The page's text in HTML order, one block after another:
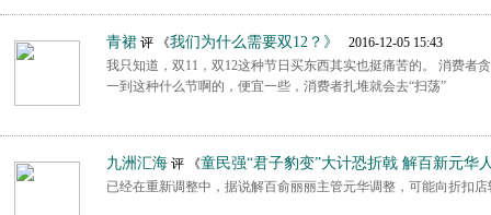
青裙 评 《我们为什么需要双12？》
2016-12-05 15:43
我只知道，双11，双12这种节日买东西其实也挺痛苦的。 消费者
一到这种什么节啊的，便宜一些，消费者扎堆就会去“扫荡”
九洲汇海 评 《童民强“君子豹变”大计恐折戟 解百新元华
已经在重新调整中，据说解百俞丽丽主管元华调整，可能向折扣店